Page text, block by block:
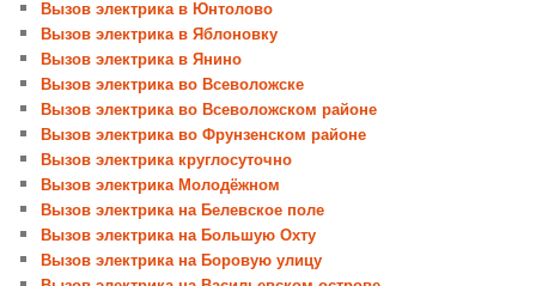
Вызов электрика в Юнтолово
Вызов электрика в Яблоновку
Вызов электрика в Янино
Вызов электрика во Всеволожске
Вызов электрика во Всеволожском районе
Вызов электрика во Фрунзенском районе
Вызов электрика круглосуточно
Вызов электрика Молодёжном
Вызов электрика на Белевское поле
Вызов электрика на Большую Охту
Вызов электрика на Боровую улицу